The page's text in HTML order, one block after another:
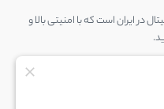
در ایران است که با امنیتی بالا و